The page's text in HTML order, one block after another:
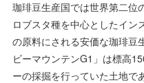
珈琲豆生産国では世界第二位
ロブスタ種を中心としたイン
の原料にされる安価な珈琲豆
ビーマウンテンG1」は標高
ーの採掘を行っていた土地で